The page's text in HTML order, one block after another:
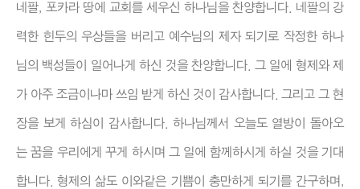
네팔, 포카라 땅에 교회를 세우신 하나님을 찬양합니다. 네팔의 강
력한 힌두의 우상들을 버리고 예수님의 제자 되기로 작정한 하나
님의 백성들이 일어나게 하신 것을 찬양합니다. 그 일에 형제와 제
가 아주 조금이나마 쓰임 받게 하신 것이 감사합니다. 그리고 그 현
장을 보게 하심이 감사합니다. 하나님께서 오늘도 열방이 돌아오
는 꿈을 우리에게 꾸게 하시며 그 일에 함께하시게 하실 것을 기대
합니다. 형제의 삶도 이와같은 기쁨이 충만하게 되기를 간구하며,